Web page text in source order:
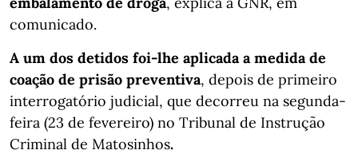
comunicado.
A um dos detidos foi-lhe aplicada a medida de
coação de prisão preventiva, depois de primeiro
interrogatório judicial, que decorreu na segunda-
feira (23 de fevereiro) no Tribunal de Instrução
Criminal de Matosinhos.